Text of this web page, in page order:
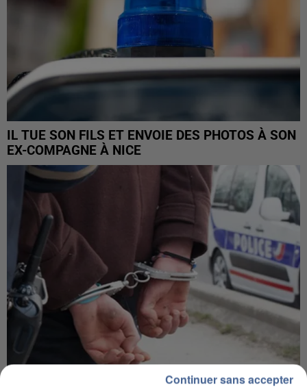
IL TUE SON FILS ET ENVOIE DES PHOTOS À SON
EX-COMPAGNE À NICE
Continuer sans accepter